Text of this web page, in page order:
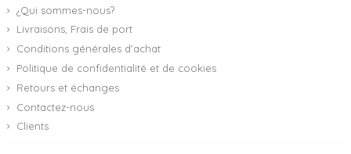
¿Qui sommes-nous?
Livraisons, Frais de port
Conditions générales d'achat
Politique de confidentialité et de cookies
Retours et échanges
Contactez-nous
Clients